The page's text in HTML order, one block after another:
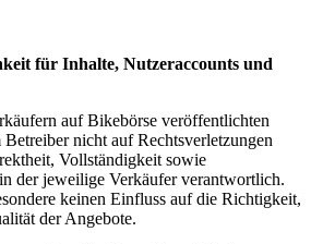
für Inhalte, Nutzeraccounts und
auf Bikebörse veröffentlichten
nicht auf Rechtsverletzungen
Vollständigkeit sowie
der jeweilige Verkäufer verantwortlich.
keinen Einfluss auf die Richtigkeit,
der Angebote.